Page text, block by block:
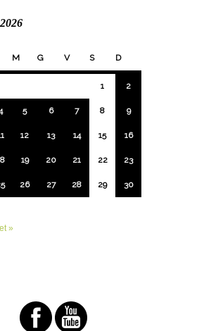
M G V S D
1 2
5 6 7 8 9
12 13 14 15 16
19 20 21 22 23
26 27 28 29 30
»